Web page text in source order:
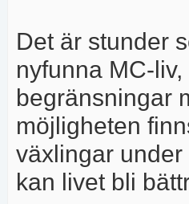
Det är stunder
nyfunna MC-
begränsningar
möjligheten
växlingar
kan livet bli